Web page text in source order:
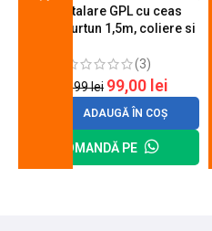
Kit instalare GPL cu ceas
butelie, furtun 1,5m, coliere si
(3)
120,99lei 99,00 lei
ADAUGĂ ÎN COȘ
COMANDĂ PE